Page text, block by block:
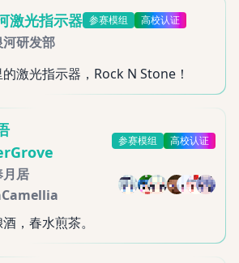
激光指示器 参赛模组 高校认证
研发部
激光指示器，Rock N Stone！
参赛模组 高校认证
居
，春水煎茶。